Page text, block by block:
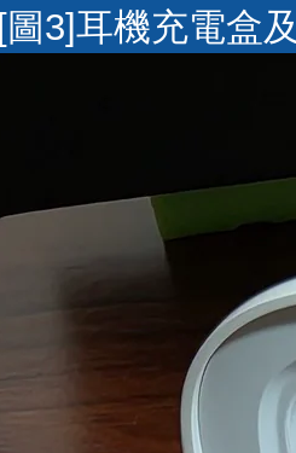
[圖3]耳機充電盒